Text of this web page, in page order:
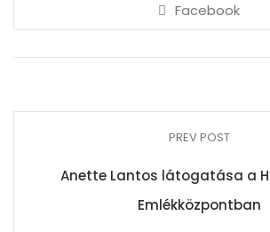
Facebook
PREV POST
Anette Lantos látogatása a
Emlékközpontban